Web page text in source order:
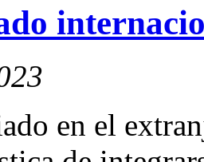
en el